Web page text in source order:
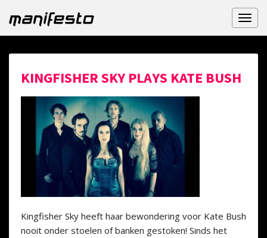
KINGFISHER SKY PLAYS KATE BUSH
Kingfisher Sky heeft haar bewondering voor Kate Bush
nooit onder stoelen of banken gestoken! Sinds het